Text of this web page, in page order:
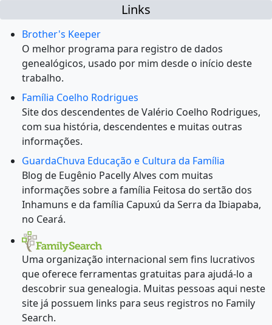
Links
Brother's Keeper
O melhor programa para registro de dados
genealógicos, usado por mim desde o início deste
trabalho.
Família Coelho Rodrigues
Site dos descendentes de Valério Coelho Rodrigues,
com sua história, descendentes e muitas outras
informações.
GuardaChuva Educação e Cultura da Família
Blog de Eugênio Pacelly Alves com muitas
informações sobre a família Feitosa do sertão dos
Inhamuns e da família Capuxú da Serra da Ibiapaba,
no Ceará.
Uma organização internacional sem fins lucrativos
que oferece ferramentas gratuitas para ajudá-lo a
descobrir sua genealogia. Muitas pessoas aqui neste
site já possuem links para seus registros no Family
Search.